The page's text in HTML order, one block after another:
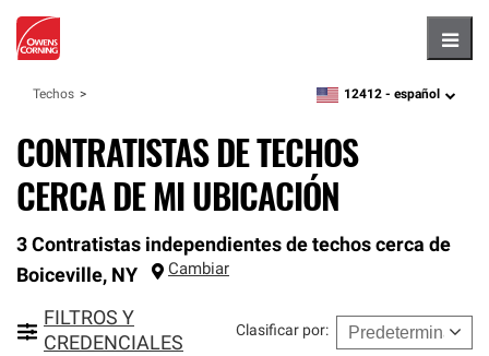
Techos zipcode,language
12412 - español
CONTRATISTAS DE TECHOS
CERCA DE MI UBICACIÓN
3 Contratistas independientes de techos cerca de
Boiceville, NY Cambiar
FILTROS Y
CREDENCIALES
Clasificar por: